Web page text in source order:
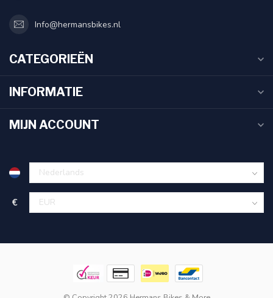
Info@hermansbikes.nl
CATEGORIEËN
INFORMATIE
MIJN ACCOUNT
€